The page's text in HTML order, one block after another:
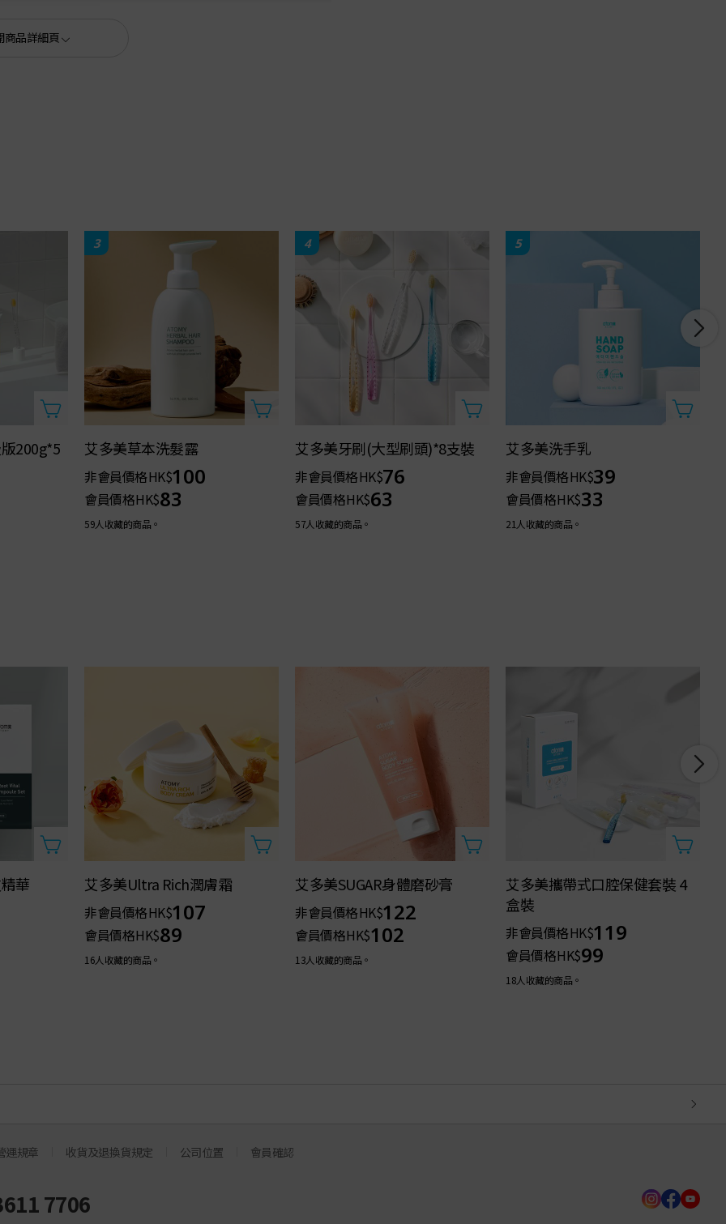
商品詳細頁
200g*5
3
艾多美草本洗髮露
非會員價格HK$100
會員價格HK$83
59人收藏的商品。
4
艾多美牙刷(大型刷頭)*8支裝
非會員價格HK$76
會員價格HK$63
57人收藏的商品。
5
艾多美洗手乳
非會員價格HK$39
會員價格HK$33
21人收藏的商品。
華 艾多美Ultra Rich潤膚霜
非會員價格HK$107
會員價格HK$89
16人收藏的商品。
艾多美SUGAR身體磨砂膏
非會員價格HK$122
會員價格HK$102
13人收藏的商品。
艾多美攜帶式口腔保健套裝 4
盒裝
非會員價格HK$119
會員價格HK$99
18人收藏的商品。
運規章 收貨及退換貨規定 公司位置 會員確認
7706